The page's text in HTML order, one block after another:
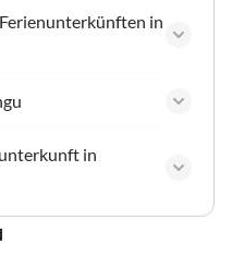
in
in